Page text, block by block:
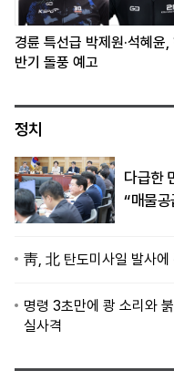
경륜 특선급 박제원·석혜윤,
반기 돌풍 예고
정치
다급한
“매물공
靑, 北 탄도미사일 발사에
명령 3초만에 쾅 소리와
실사격